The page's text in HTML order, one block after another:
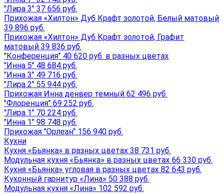
"Лира 3" 37 656 руб.
Прихожая «Хилтон» Дуб Крафт золотой, Белый матовый
39 896 руб.
Прихожая «Хилтон» Дуб Крафт золотой, Графит
матовый 39 836 руб.
"Конференция" 40 620 руб. в разных цветах
"Инна 5" 48 684 руб.
"Инна 3" 49 716 руб.
"Лира 2" 55 944 руб.
Прихожая Инна денвер темный 62 496 руб.
"Флоренция" 69 252 руб.
"Лира 1" 70 224 руб.
"Инна 1" 98 748 руб.
Прихожая "Орлеан" 156 940 руб.
Кухни
Кухня «Бьянка» в разных цветах 38 731 руб.
Модульная кухня «Бьянка» в разных цветах 66 330 руб.
Кухня «Бьянка» угловая в разных цветах 82 643 руб.
Кухонный гарнитур «Лина» 50 388 руб.
Модульная кухня «Лина» 102 592 руб.